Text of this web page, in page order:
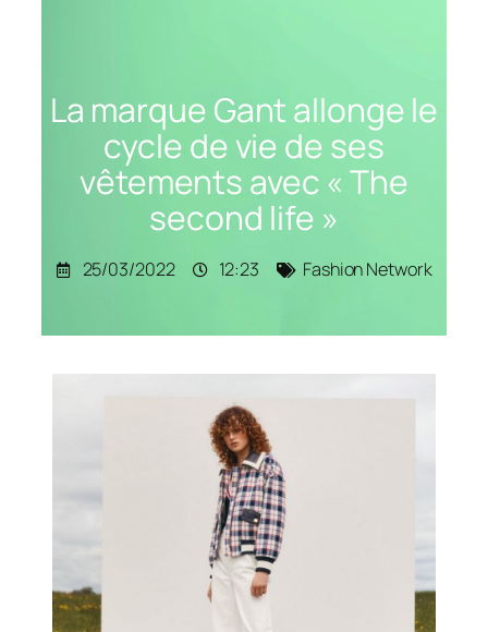
La marque Gant allonge le
cycle de vie de ses
vêtements avec « The
second life »
25/03/2022 12:23 Fashion Network